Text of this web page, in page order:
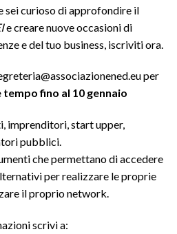
sei curioso di approfondire il
e creare nuove occasioni di
e del tuo business, iscriviti ora.
per
tempo fino al 10 gennaio
imprenditori, start upper,
pubblici.
che permettano di accedere
per realizzare le proprie
il proprio network.
scrivi a: